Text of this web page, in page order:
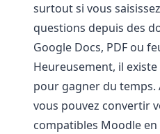
surtout si vous
questions depuis des
Google Docs, PDF ou
Heureusement, il
pour gagner du temps.
vous pouvez convertir
compatibles Moodle